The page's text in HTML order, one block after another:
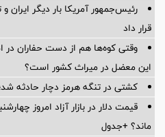
رئیس‌جمهور آمریکا بار دیگر
قرار داد
وقتی کوه‌ها هم از دست حفاران
این معضل در میراث کشور است؟
کشتی در تنگه هرمز دچار حادثه
ماند؟ +جدول